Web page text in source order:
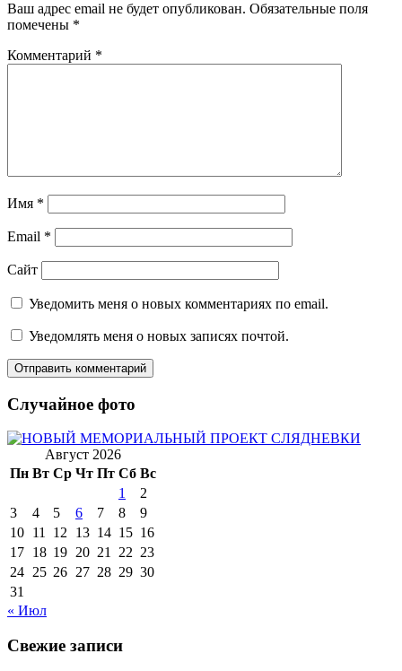
Ваш адрес email не будет опубликован. Обязательные поля
помечены *
Комментарий *
Имя *
Email *
Сайт
Уведомить меня о новых комментариях по email.
Уведомлять меня о новых записях почтой.
Случайное фото
Август 2026
Пн Вт Ср Чт Пт Сб Вс
1
2
3
4 5 6 7 8
9
10 11 12 13 14 15 16
17 18 19 20 21 22 23
24 25 26 27 28 29 30
31
« Июл
Свежие записи